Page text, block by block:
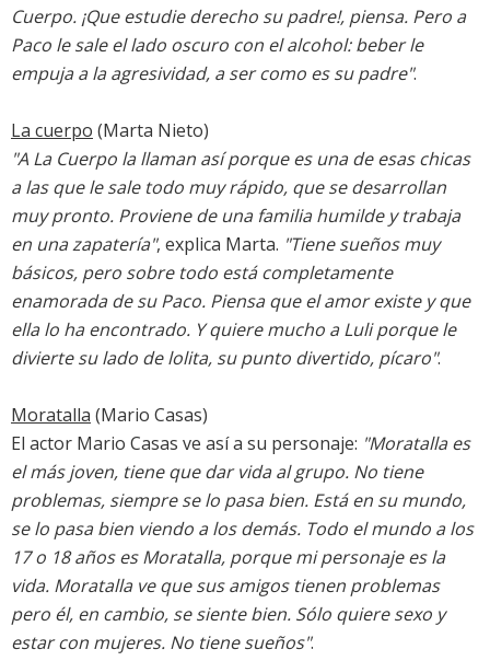
Cuerpo. ¡Que estudie derecho su padre!, piensa. Pero a
Paco le sale el lado oscuro con el alcohol: beber le
empuja a la agresividad, a ser como es su padre".
La cuerpo (Marta Nieto)
"A La Cuerpo la llaman así porque es una de esas chicas
a las que le sale todo muy rápido, que se desarrollan
muy pronto. Proviene de una familia humilde y trabaja
en una zapatería", explica Marta. "Tiene sueños muy
básicos, pero sobre todo está completamente
enamorada de su Paco. Piensa que el amor existe y que
ella lo ha encontrado. Y quiere mucho a Luli porque le
divierte su lado de lolita, su punto divertido, pícaro".
Moratalla (Mario Casas)
El actor Mario Casas ve así a su personaje: "Moratalla es
el más joven, tiene que dar vida al grupo. No tiene
problemas, siempre se lo pasa bien. Está en su mundo,
se lo pasa bien viendo a los demás. Todo el mundo a los
17 o 18 años es Moratalla, porque mi personaje es la
vida. Moratalla ve que sus amigos tienen problemas
pero él, en cambio, se siente bien. Sólo quiere sexo y
estar con mujeres. No tiene sueños".